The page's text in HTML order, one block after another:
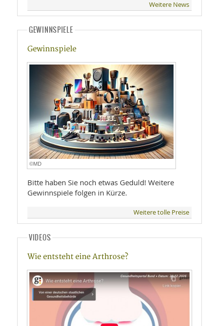
Weitere News
GEWINNSPIELE
Gewinnspiele
©MD
Bitte haben Sie noch etwas Geduld! Weitere
Gewinnspiele folgen in Kürze.
Weitere tolle Preise
VIDEOS
Wie entsteht eine Arthrose?